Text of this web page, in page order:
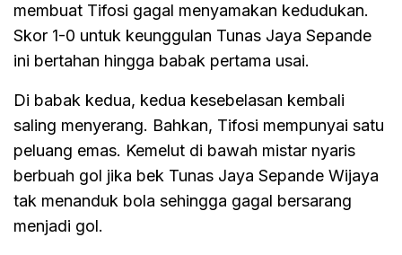
membuat Tifosi gagal menyamakan kedudukan.
Skor 1-0 untuk keunggulan Tunas Jaya Sepande
ini bertahan hingga babak pertama usai.
Di babak kedua, kedua kesebelasan kembali
saling menyerang. Bahkan, Tifosi mempunyai satu
peluang emas. Kemelut di bawah mistar nyaris
berbuah gol jika bek Tunas Jaya Sepande Wijaya
tak menanduk bola sehingga gagal bersarang
menjadi gol.